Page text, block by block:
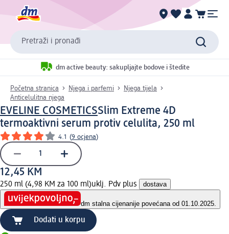
Pretraži i pronađi
dm active beauty: sakupljajte bodove i štedite
Početna stranica Njega i parfemi
Njega tijela
Anticelulitna njega
EVELINE COSMETICSSlim Extreme 4D
termoaktivni serum protiv celulita, 250 ml
4.1 (9 ocjena)
12,45 KM
250 ml (4,98 KM za 100 ml)uklj. Pdv plus dostava
dm stalna cijenanije povećana od 01.10.2025.
Dodati u korpu